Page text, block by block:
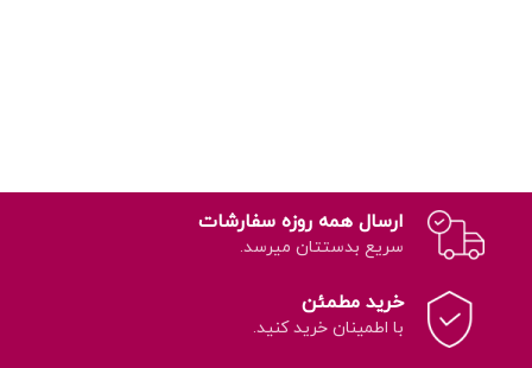
ارسال همه روزه سفارشات
سریع بدستتان میرسد.
خرید مطمئن
با اطمینان خرید کنید.